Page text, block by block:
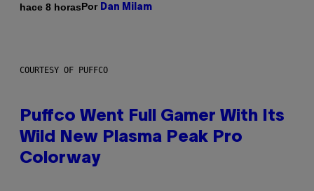
hace 8 horasPor Dan Milam
COURTESY OF PUFFCO
Puffco Went Full Gamer With Its
Wild New Plasma Peak Pro
Colorway